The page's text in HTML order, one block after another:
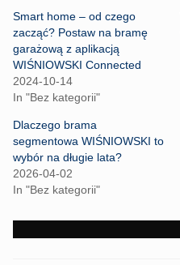
h
a
r
e
o
n
T
w
i
e
r
(
O
p
e
n
n
a
r
e
o
n
c
o
o
k
(
e
i
Smart home – od czego
zacząć? Postaw na bramę
garażową z aplikacją
WIŚNIOWSKI Connected
2024-10-14
In "Bez kategorii"
Dlaczego brama
segmentowa WIŚNIOWSKI to
wybór na długie lata?
2026-04-02
In "Bez kategorii"